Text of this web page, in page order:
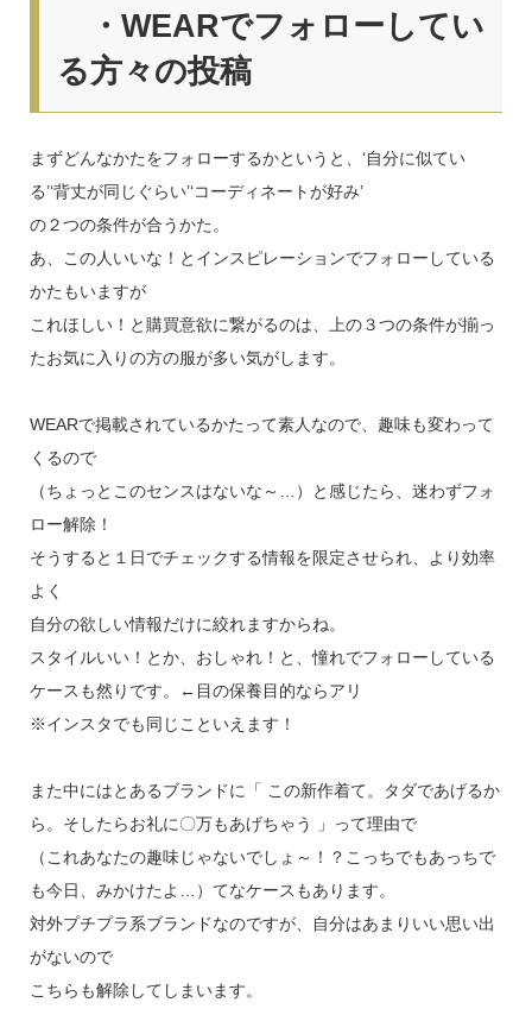
・WEARでフォローしてい
る方々の投稿
まずどんなかたをフォローするかというと、‘自分に似てい
る’‘背丈が同じぐらい’‘コーディネートが好み’
の２つの条件が合うかた。
あ、この人いいな！とインスピレーションでフォローしている
かたもいますが
これほしい！と購買意欲に繋がるのは、上の３つの条件が揃っ
たお気に入りの方の服が多い気がします。
WEARで掲載されているかたって素人なので、趣味も変わって
くるので
（ちょっとこのセンスはないな～…）と感じたら、迷わずフォ
ロー解除！
そうすると１日でチェックする情報を限定させられ、より効率
よく
自分の欲しい情報だけに絞れますからね。
スタイルいい！とか、おしゃれ！と、憧れでフォローしている
ケースも然りです。←目の保養目的ならアリ
※インスタでも同じこといえます！
また中にはとあるブランドに「 この新作着て。タダであげるか
ら。そしたらお礼に〇万もあげちゃう 」って理由で
（これあなたの趣味じゃないでしょ～！？こっちでもあっちで
も今日、みかけたよ…）てなケースもあります。
対外プチプラ系ブランドなのですが、自分はあまりいい思い出
がないので
こちらも解除してしまいます。